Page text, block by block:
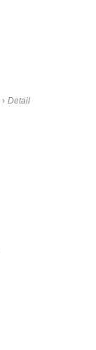
Detail